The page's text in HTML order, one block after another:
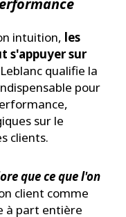
intuition, les
s'appuyer sur
qualifie la
pour
sur le
clients.
que ce que l'on
client comme
à part entière